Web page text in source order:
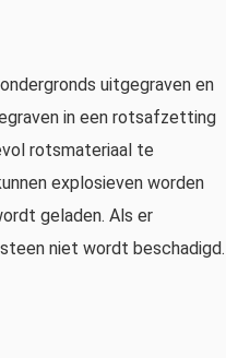
uitgegraven en
in een rotsafzetting
rotsmateriaal te
explosieven worden
geladen. Als er
niet wordt beschadigd.